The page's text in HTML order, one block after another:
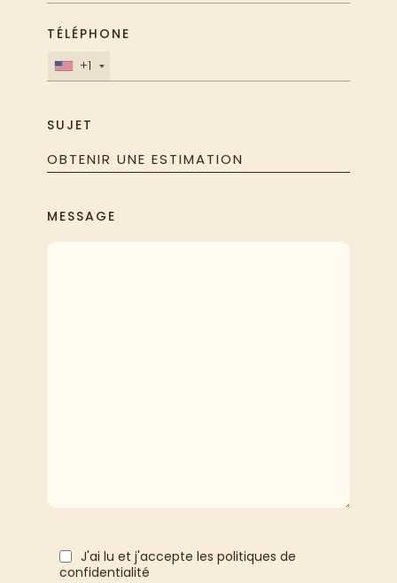
TÉLÉPHONE
+1
SUJET
OBTENIR UNE ESTIMATION
MESSAGE
J'ai lu et j'accepte les politiques de
confidentialité